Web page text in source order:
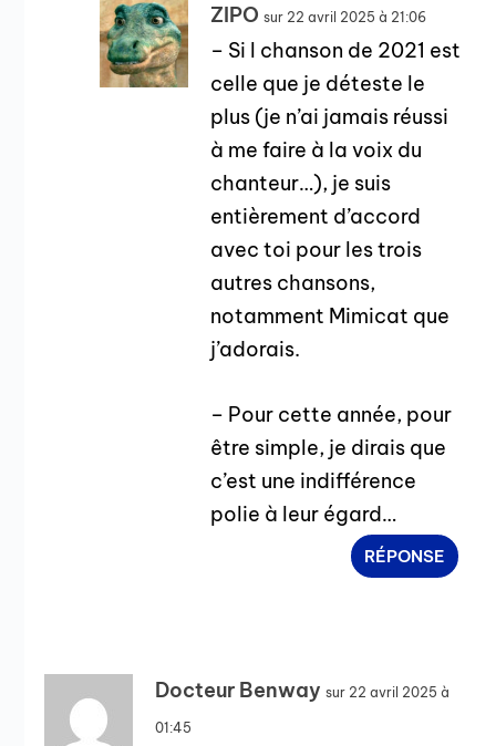
ZIPO sur 22 avril 2025 à 21:06
– Si l chanson de 2021 est
celle que je déteste le
plus (je n’ai jamais réussi
à me faire à la voix du
chanteur…), je suis
entièrement d’accord
avec toi pour les trois
autres chansons,
notamment Mimicat que
j’adorais.
– Pour cette année, pour
être simple, je dirais que
c’est une indifférence
polie à leur égard…
RÉPONSE
Docteur Benway sur 22 avril 2025 à
01:45